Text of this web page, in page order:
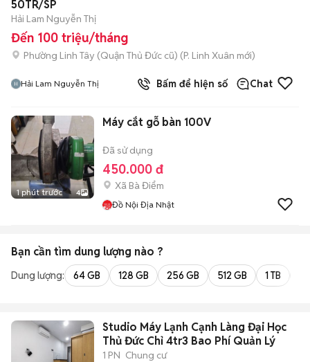
50TR/SP
Hải Lam Nguyễn Thị
Đến 100 triệu/tháng
Phường Linh Tây (Quận Thủ Đức cũ) (P. Linh Xuân mới)
Hải Lam Nguyễn Thị Bấm để hiện số Chat
1 phút trước 4
Máy cắt gỗ bàn 100V
Đã sử dụng
450.000 đ
Xã Bà Điểm
Đồ Nội Địa Nhật
Bạn cần tìm dung lượng nào ?
Dung lượng: 64 GB 128 GB 256 GB 512 GB 1 TB
Studio Máy Lạnh Cạnh Làng Đại Học
Thủ Đức Chỉ 4tr3 Bao Phí Quản Lý
1 PN Chung cư